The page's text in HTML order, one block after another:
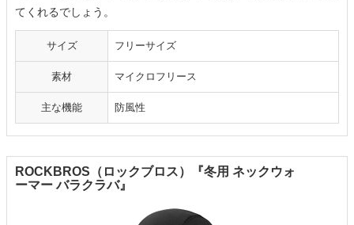
てくれるでしょう。
サイズ フリーサイズ
素材 マイクロフリース
主な機能 防風性
ROCKBROS（ロックブロス）『冬用 ネックウォ
ーマー バラクラバ』